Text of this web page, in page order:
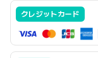
クレジットカード